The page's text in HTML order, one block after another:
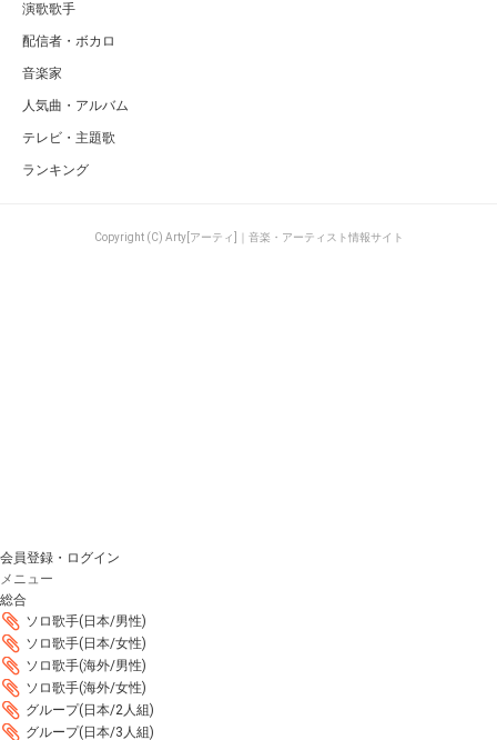
演歌歌手
配信者・ボカロ
音楽家
人気曲・アルバム
テレビ・主題歌
ランキング
Copyright (C) Arty[アーティ]｜音楽・アーティスト情報サイト
会員登録・ログイン
メニュー
総合
ソロ歌手(日本/男性)
ソロ歌手(日本/女性)
ソロ歌手(海外/男性)
ソロ歌手(海外/女性)
グループ(日本/2人組)
グループ(日本/3人組)